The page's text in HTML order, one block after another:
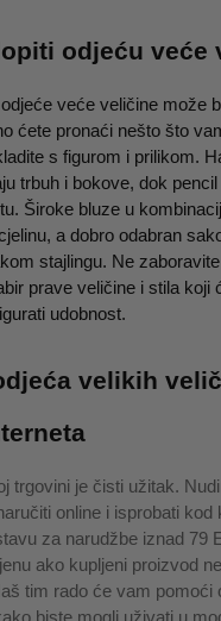
odjeću veće
veće veličine može
ćete pronaći nešto što
s figurom i prilikom.
trbuh i bokove, dok
Široke bluze u
a dobro odabran
stajlingu. Ne
prave veličine i stila koji
udobnost.
velikih
trgovini je čisti užitak.
online i isprobati
za narudžbe iznad 79
ako kupljeni proizvod
tim rado će vam pomoći
biste mogli uživati u